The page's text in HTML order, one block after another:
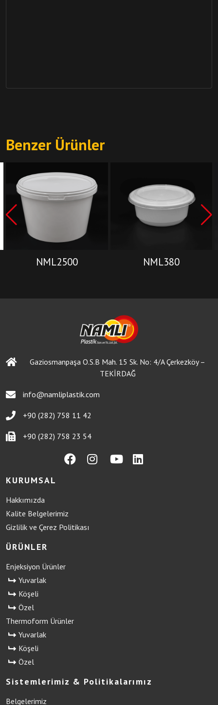
Benzer Ürünler
NML2500 NML380
Gaziosmanpaşa O.S.B Mah. 15 Sk. No: 4/A Çerkezköy –
TEKİRDAĞ
info@namliplastik.com
+90 (282) 758 11 42
+90 (282) 758 23 54
KURUMSAL
Hakkımızda
Kalite Belgelerimiz
Gizlilik ve Çerez Politikası
ÜRÜNLER
Enjeksiyon Ürünler
Yuvarlak
Köşeli
Özel
Thermoform Ürünler
Yuvarlak
Köşeli
Özel
Sistemlerimiz & Politikalarımız
Belgelerimiz